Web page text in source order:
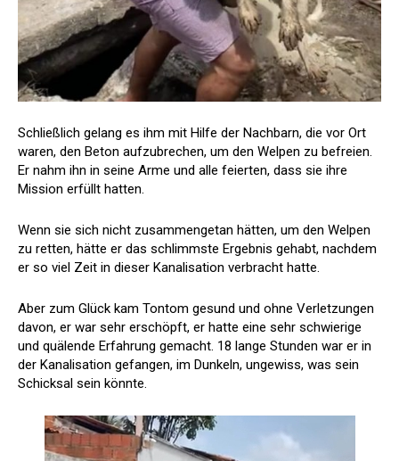
Schließlich gelang es ihm mit Hilfe der Nachbarn, die vor Ort
waren, den Beton aufzubrechen, um den Welpen zu befreien.
Er nahm ihn in seine Arme und alle feierten, dass sie ihre
Mission erfüllt hatten.
Wenn sie sich nicht zusammengetan hätten, um den Welpen
zu retten, hätte er das schlimmste Ergebnis gehabt, nachdem
er so viel Zeit in dieser Kanalisation verbracht hatte.
Aber zum Glück kam Tontom gesund und ohne Verletzungen
davon, er war sehr erschöpft, er hatte eine sehr schwierige
und quälende Erfahrung gemacht. 18 lange Stunden war er in
der Kanalisation gefangen, im Dunkeln, ungewiss, was sein
Schicksal sein könnte.